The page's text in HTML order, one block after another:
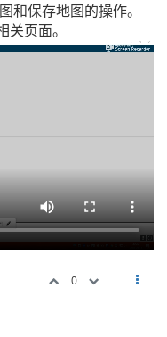
和保存地图的操作。
页面。
0